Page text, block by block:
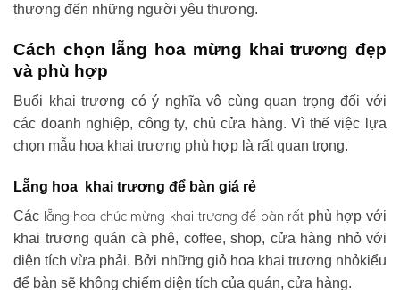
thương đến những người yêu thương.
Cách chọn lẵng hoa mừng khai trương đẹp
và phù hợp
Buổi khai trương có ý nghĩa vô cùng quan trọng đối với
các doanh nghiệp, công ty, chủ cửa hàng. Vì thế việc lựa
chọn mẫu hoa khai trương phù hợp là rất quan trọng.
Lẵng hoa khai trương để bàn giá rẻ
Các lẵng hoa chúc mừng khai trương để bàn rất phù hợp với
khai trương quán cà phê, coffee, shop, cửa hàng nhỏ với
diện tích vừa phải. Bởi những giỏ hoa khai trương nhỏkiểu
để bàn sẽ không chiếm diện tích của quán, cửa hàng.